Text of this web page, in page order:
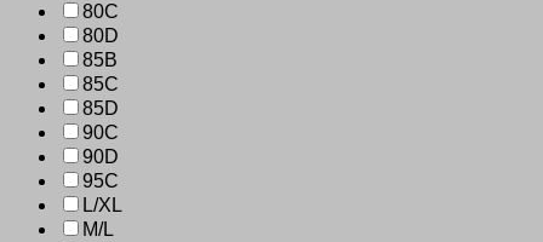
80C
80D
85B
85C
85D
90C
90D
95C
L/XL
M/L